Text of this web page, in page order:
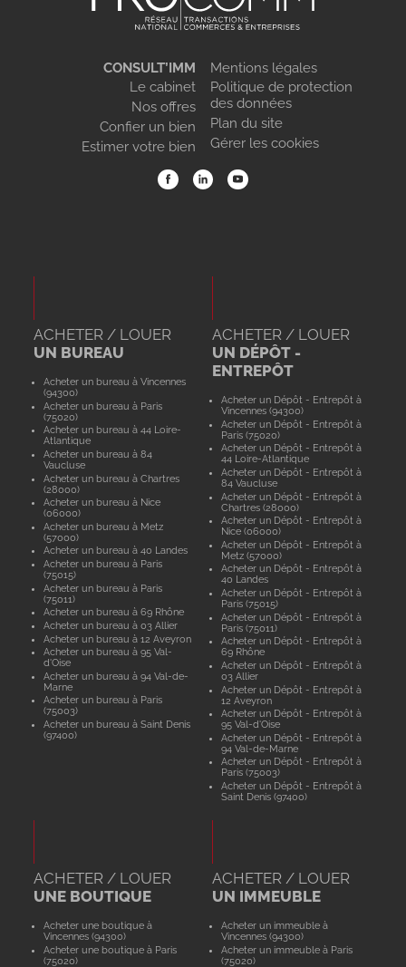
CONSULT’IMM
Le cabinet
Nos offres
Confier un bien
Estimer votre bien
Mentions légales
Politique de protection
des données
Plan du site
Gérer les cookies
ACHETER / LOUER
UN BUREAU
Acheter un bureau à Vincennes
(94300)
Acheter un bureau à Paris
(75020)
Acheter un bureau à 44 Loire-
Atlantique
Acheter un bureau à 84
Vaucluse
Acheter un bureau à Chartres
(28000)
Acheter un bureau à Nice
(06000)
Acheter un bureau à Metz
(57000)
Acheter un bureau à 40 Landes
Acheter un bureau à Paris
(75015)
Acheter un bureau à Paris
(75011)
Acheter un bureau à 69 Rhône
Acheter un bureau à 03 Allier
Acheter un bureau à 12 Aveyron
Acheter un bureau à 95 Val-
d'Oise
Acheter un bureau à 94 Val-de-
Marne
Acheter un bureau à Paris
(75003)
Acheter un bureau à Saint Denis
(97400)
ACHETER / LOUER
UN DÉPÔT -
ENTREPÔT
Acheter un Dépôt - Entrepôt à
Vincennes (94300)
Acheter un Dépôt - Entrepôt à
Paris (75020)
Acheter un Dépôt - Entrepôt à
44 Loire-Atlantique
Acheter un Dépôt - Entrepôt à
84 Vaucluse
Acheter un Dépôt - Entrepôt à
Chartres (28000)
Acheter un Dépôt - Entrepôt à
Nice (06000)
Acheter un Dépôt - Entrepôt à
Metz (57000)
Acheter un Dépôt - Entrepôt à
40 Landes
Acheter un Dépôt - Entrepôt à
Paris (75015)
Acheter un Dépôt - Entrepôt à
Paris (75011)
Acheter un Dépôt - Entrepôt à
69 Rhône
Acheter un Dépôt - Entrepôt à
03 Allier
Acheter un Dépôt - Entrepôt à
12 Aveyron
Acheter un Dépôt - Entrepôt à
95 Val-d'Oise
Acheter un Dépôt - Entrepôt à
94 Val-de-Marne
Acheter un Dépôt - Entrepôt à
Paris (75003)
Acheter un Dépôt - Entrepôt à
Saint Denis (97400)
ACHETER / LOUER
UNE BOUTIQUE
Acheter une boutique à
Vincennes (94300)
Acheter une boutique à Paris
(75020)
ACHETER / LOUER
UN IMMEUBLE
Acheter un immeuble à
Vincennes (94300)
Acheter un immeuble à Paris
(75020)